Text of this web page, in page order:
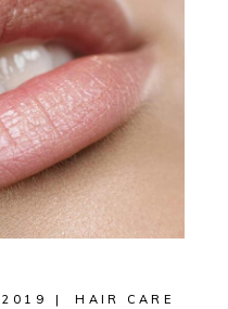
2019 HAIR CARE